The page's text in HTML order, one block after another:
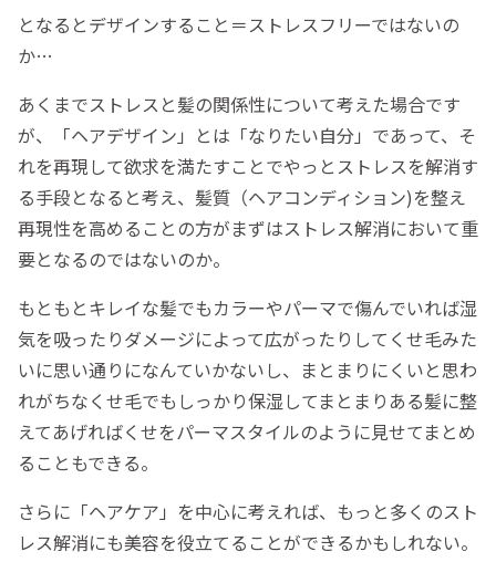
となるとデザインすること＝ストレスフリーではないの
か…
あくまでストレスと髪の関係性について考えた場合です
が、「ヘアデザイン」とは「なりたい自分」であって、そ
れを再現して欲求を満たすことでやっとストレスを解消す
る手段となると考え、髪質（ヘアコンディション)を整え
再現性を高めることの方がまずはストレス解消において重
要となるのではないのか。
もともとキレイな髪でもカラーやパーマで傷んでいれば湿
気を吸ったりダメージによって広がったりしてくせ毛みた
いに思い通りになんていかないし、まとまりにくいと思わ
れがちなくせ毛でもしっかり保湿してまとまりある髪に整
えてあげればくせをパーマスタイルのように見せてまとめ
ることもできる。
さらに「ヘアケア」を中心に考えれば、もっと多くのスト
レス解消にも美容を役立てることができるかもしれない。